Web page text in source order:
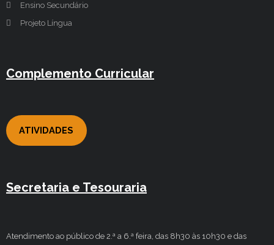
Ensino Secundário
Projeto Língua
Complemento Curricular
ATIVIDADES
Secretaria e Tesouraria
Atendimento ao público de 2.ª a 6.ª feira, das 8h30 às 10h30 e das